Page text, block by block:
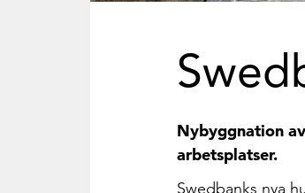
Nybyggnation
arbetsplatser.
Swedbanks nya